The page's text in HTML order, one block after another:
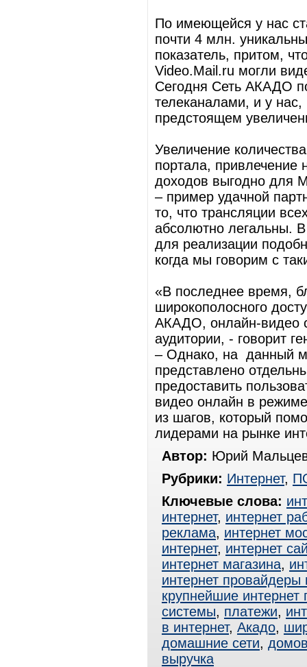
По имеющейся у нас
почти 4 млн.
показатель, притом,
Video.Mail.ru могли
Сегодня Сеть АКАДО
телеканалами, и у нас,
предстоящем
Увеличение
портала, привлечение
доходов выгодно для
– пример удачной
то, что трансляции
абсолютно легальны.
для реализации
когда мы говорим с
«В последнее время,
широкополосного
АКАДО, онлайн-видео
аудитории, - говорит
– Однако, на данный
представлено
предоставить
видео онлайн в
из шагов, который
лидерами на рынке
Автор: Юрий
Рубрики: Интернет,
Ключевые слова:
интернет, интернет
реклама, интернет
интернет, интернет
интернет магазина,
интернет провайдеры
крупнейшие интернет
системы, платежи,
в интернет, Акадо,
домашние сети,
выручка